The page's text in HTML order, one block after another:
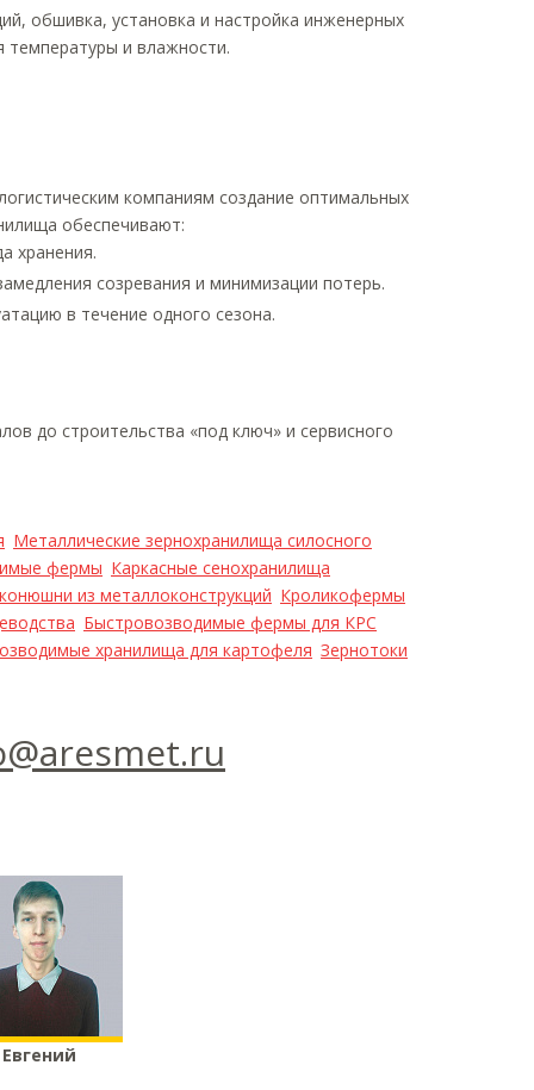
обшивка, установка и настройка инженерных
температуры и влажности.
компаниям создание оптимальных
обеспечивают:
хранения.
созревания и минимизации потерь.
в течение одного сезона.
до строительства «под ключ» и сервисного
Металлические зернохранилища силосного
фермы Каркасные сенохранилища
из металлоконструкций Кроликофермы
Быстровозводимые фермы для КРС
хранилища для картофеля Зернотоки
Евгений